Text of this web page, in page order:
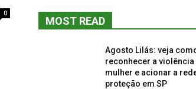
0
MOST READ
Agosto Lilás: veja
reconhecer a violência
mulher e acionar a
proteção em SP